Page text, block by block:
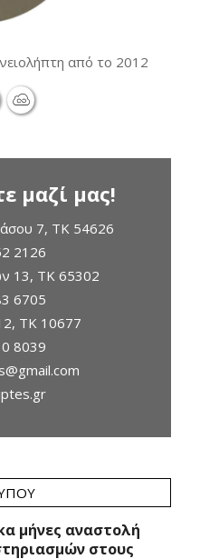
από το 2012
μαζί μας!
7, TK 54626
2126
13, ΤΚ 65302
6705
ΤΚ 10677
8039
μήνες αναστολή
στους